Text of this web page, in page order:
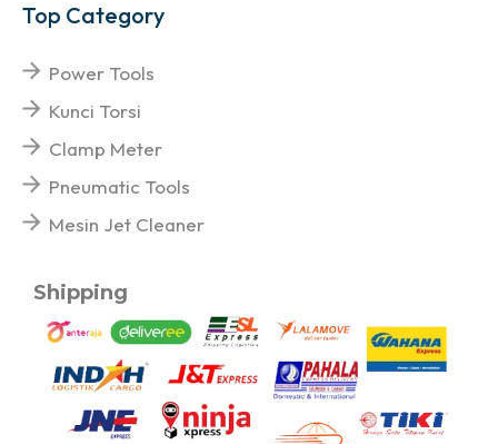
Top Category
Power Tools
Kunci Torsi
Clamp Meter
Pneumatic Tools
Mesin Jet Cleaner
Shipping